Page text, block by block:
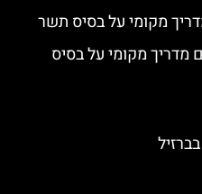
מקומי על בסיס תשר
מדריך מקומי על בסיס